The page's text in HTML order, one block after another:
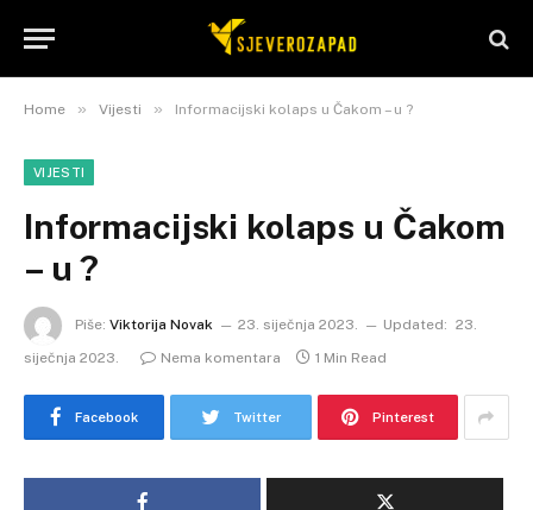
Home » Vijesti » Informacijski kolaps u Čakom – u ?
VIJESTI
Informacijski kolaps u Čakom
– u ?
Piše: Viktorija Novak 23. siječnja 2023. Updated: 23.
siječnja 2023.
Nema komentara 1 Min Read
Facebook Twitter Pinterest